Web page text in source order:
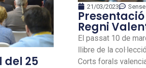
21/03/2023
Regni
El passat 10 de
llibre de la
Corts forals
del 25